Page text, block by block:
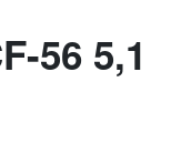
56 5,1